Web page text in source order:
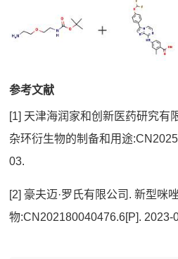
参考文献
[1] 天津海润家和创新医药研究有
杂环衍生物的制备和用途
03.
[2] 豪夫迈·罗氏有限公司. 新型咪
物:CN202180040476.6[P]. 2023-